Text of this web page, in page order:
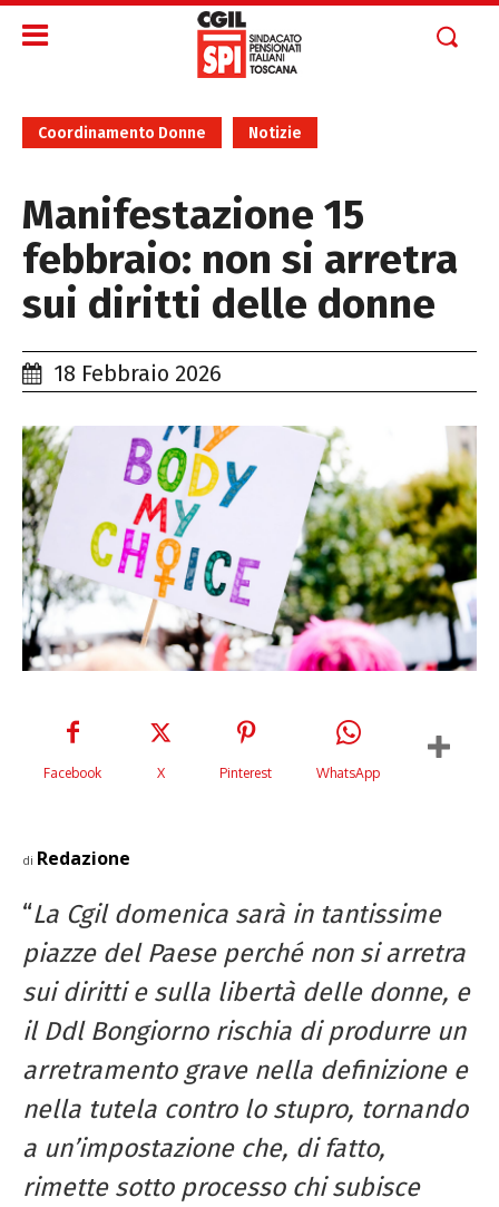
Coordinamento Donne Notizie
Manifestazione 15
febbraio: non si arretra
sui diritti delle donne
18 Febbraio 2026
Facebook X Pinterest WhatsApp
di Redazione
“La Cgil domenica sarà in tantissime
piazze del Paese perché non si arretra
sui diritti e sulla libertà delle donne, e
il Ddl Bongiorno rischia di produrre un
arretramento grave nella definizione e
nella tutela contro lo stupro, tornando
a un’impostazione che, di fatto,
rimette sotto processo chi subisce